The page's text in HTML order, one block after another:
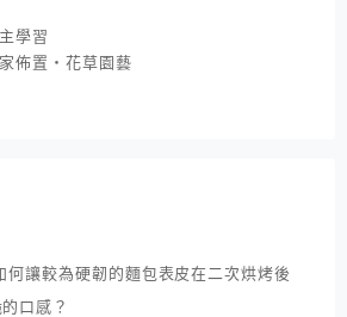
學習
佈置‧花草園藝
何讓較為硬韌的麵包表皮在二次烘烤後
口感？